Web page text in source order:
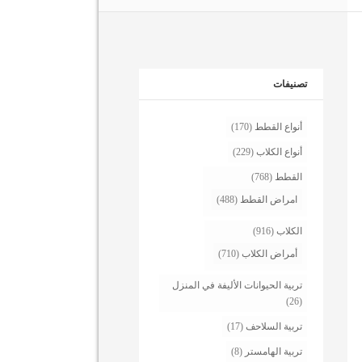
تصنيفات
أنواع القطط (170)
أنواع الكلاب (229)
القطط (768)
امراض القطط (488)
الكلاب (916)
أمراض الكلاب (710)
تربية الحيوانات الأليفة في المنزل
(26)
تربية السلاحف (17)
تربية الهامستر (8)